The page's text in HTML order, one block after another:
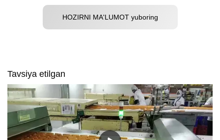
HOZIRNI MA'LUMOT yuboring
Tavsiya etilgan